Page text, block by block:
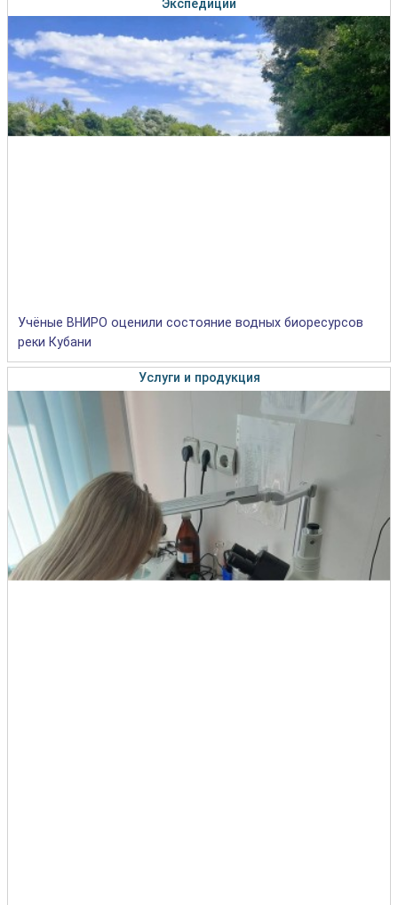
Экспедиции
Учёные ВНИРО оценили состояние водных биоресурсов
реки Кубани
Услуги и продукция